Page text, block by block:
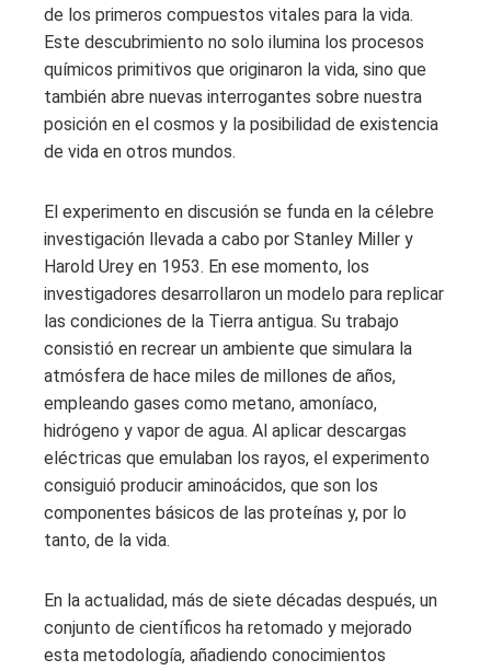
de los primeros compuestos vitales para la vida.
Este descubrimiento no solo ilumina los procesos
químicos primitivos que originaron la vida, sino que
también abre nuevas interrogantes sobre nuestra
posición en el cosmos y la posibilidad de existencia
de vida en otros mundos.
El experimento en discusión se funda en la célebre
investigación llevada a cabo por Stanley Miller y
Harold Urey en 1953. En ese momento, los
investigadores desarrollaron un modelo para replicar
las condiciones de la Tierra antigua. Su trabajo
consistió en recrear un ambiente que simulara la
atmósfera de hace miles de millones de años,
empleando gases como metano, amoníaco,
hidrógeno y vapor de agua. Al aplicar descargas
eléctricas que emulaban los rayos, el experimento
consiguió producir aminoácidos, que son los
componentes básicos de las proteínas y, por lo
tanto, de la vida.
En la actualidad, más de siete décadas después, un
conjunto de científicos ha retomado y mejorado
esta metodología, añadiendo conocimientos